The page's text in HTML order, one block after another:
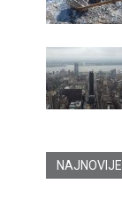
NAJNOVIJE